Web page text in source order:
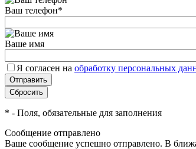
Ваш телефон*
Ваше имя
Я согласен на обработку персональных
* - Поля, обязательные для заполнения
Сообщение отправлено
Ваше сообщение успешно отправлено. В